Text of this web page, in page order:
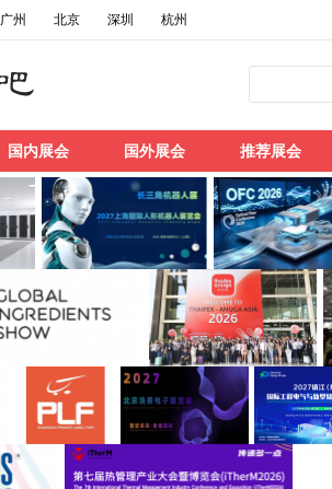
广州 北京 深圳 杭州
国内展会 国外展会 推荐展会